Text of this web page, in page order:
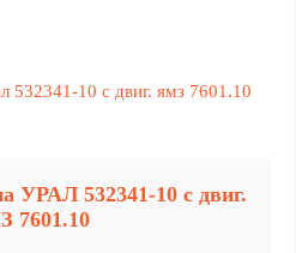
УРАЛ 532341-10 с двиг.
7601.10